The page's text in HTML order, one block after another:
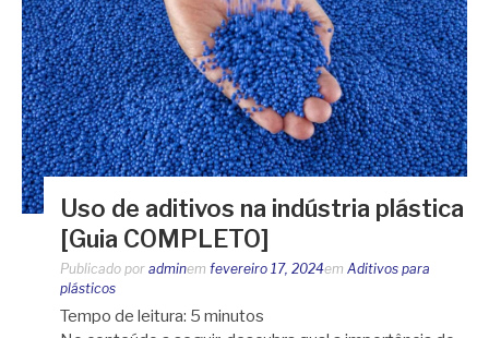
Uso de aditivos na indústria plástica
[Guia COMPLETO]
Publicado por adminem fevereiro 17, 2024em Aditivos para
plásticos
Tempo de leitura: 5 minutos